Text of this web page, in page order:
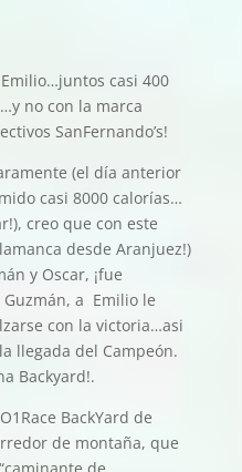
casi 400
no con la marca
SanFernando’s!
(el día anterior
casi 8000 calorías…
creo que con este
desde Aranjuez!)
y Oscar, ¡fue
a Emilio le
con la victoria…asi
llegada del Campeón.
Backyard!.
BackYard de
de montaña, que